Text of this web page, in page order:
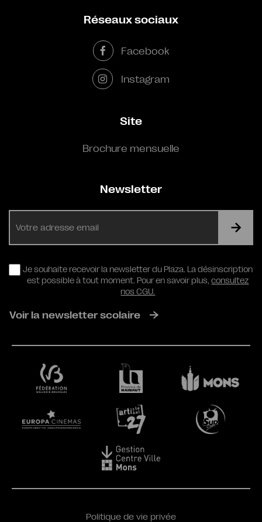
Réseaux sociaux
Facebook
Instagram
Site
Brochure mensuelle
Newsletter
RGPD
Je souhaite recevoir la newsletter du Plaza. La désinscription
est possible à tout moment. Pour en savoir plus,consultez
nos CGU.
Voir la newsletter scolaire
Politique de vie privée